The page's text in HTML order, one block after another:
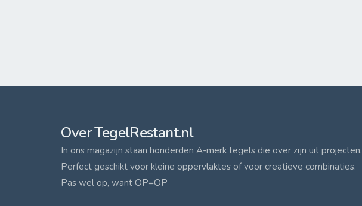
Over TegelRestant.nl
In ons magazijn staan honderden A-merk tegels die over zijn uit projecten.
Perfect geschikt voor kleine oppervlaktes of voor creatieve combinaties.
Pas wel op, want OP=OP